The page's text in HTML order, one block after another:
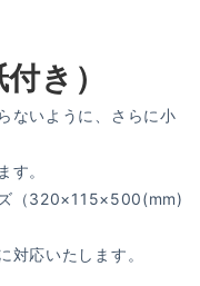
き）
ないように、さらに小
す。
（320×115×500(mm)
対応いたします。